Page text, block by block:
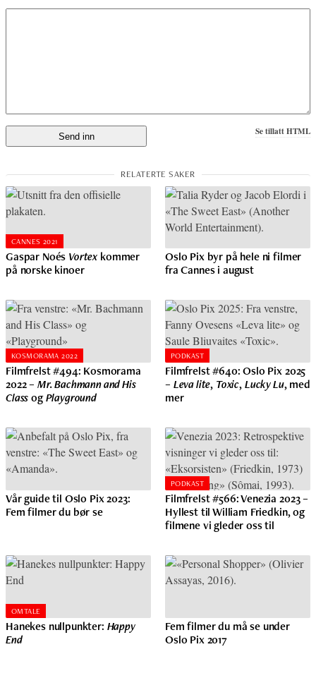
Se tillatt HTML
CANNES 2021
Gaspar Noés Vortex kommer
på norske kinoer
Oslo Pix byr på hele ni filmer
fra Cannes i august
KOSMORAMA 2022
Filmfrelst #494: Kosmorama
2022 – Mr. Bachmann and His
ClassogPlayground
PODKAST
Filmfrelst #640: Oslo Pix 2025
– Leva lite, Toxic,Lucky Lu, med
mer
Vår guide til Oslo Pix 2023:
Fem filmer du bør se
PODKAST
Filmfrelst #566: Venezia 2023 –
Hyllest til William Friedkin, og
filmene vi gleder oss til
OMTALE
Hanekes nullpunkter: Happy
End
Fem filmer du må se under
Oslo Pix 2017